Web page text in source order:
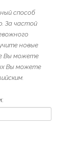
способ
За частой
новые
Вы можете
Вы можете